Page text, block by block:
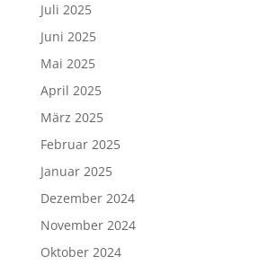
Juli 2025
Juni 2025
Mai 2025
April 2025
März 2025
Februar 2025
Januar 2025
Dezember 2024
November 2024
Oktober 2024